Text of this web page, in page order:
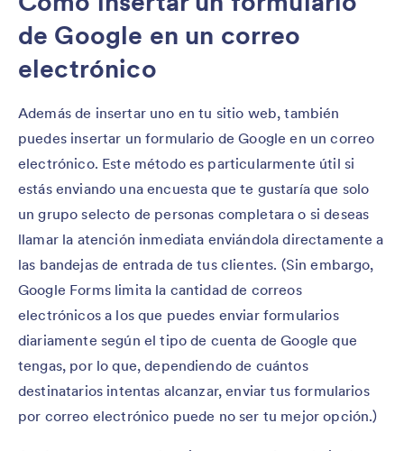
de Google en un correo
electrónico
Además de insertar uno en tu sitio web, también
puedes insertar un formulario de Google en un correo
electrónico. Este método es particularmente útil si
estás enviando una encuesta que te gustaría que solo
un grupo selecto de personas completara o si deseas
llamar la atención inmediata enviándola directamente a
las bandejas de entrada de tus clientes. (Sin embargo,
Google Forms limita la cantidad de correos
electrónicos a los que puedes enviar formularios
diariamente según el tipo de cuenta de Google que
tengas, por lo que, dependiendo de cuántos
destinatarios intentas alcanzar, enviar tus formularios
por correo electrónico puede no ser tu mejor opción.)